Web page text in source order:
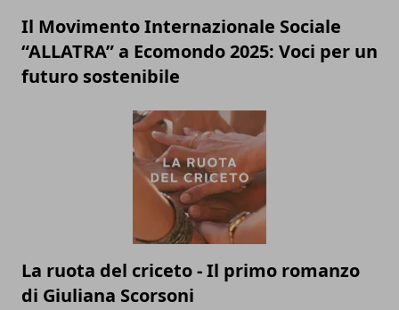
Il Movimento Internazionale Sociale
“ALLATRA” a Ecomondo 2025: Voci per un
futuro sostenibile
La ruota del criceto - Il primo romanzo
di Giuliana Scorsoni